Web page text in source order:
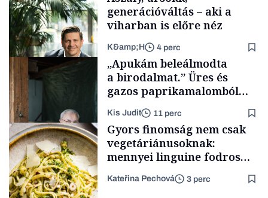
FINOM
TÁMOGATÓI
TARTALOM
generációváltás – aki a
viharban is előre néz
K&amp;H 4 perc
Családi
vállalkozások
„Apukám beleálmodta
a birodalmat.” Üres és
gazos paprikamalomból
lett az igazi családi
fűszersztori
Kis Judit 11 perc
Gyors finomság nem csak
vegetáriánusoknak:
mennyei linguine fodros
kellel, kelbimbóval és
magvakkal
Kateřina Pechová 3 perc